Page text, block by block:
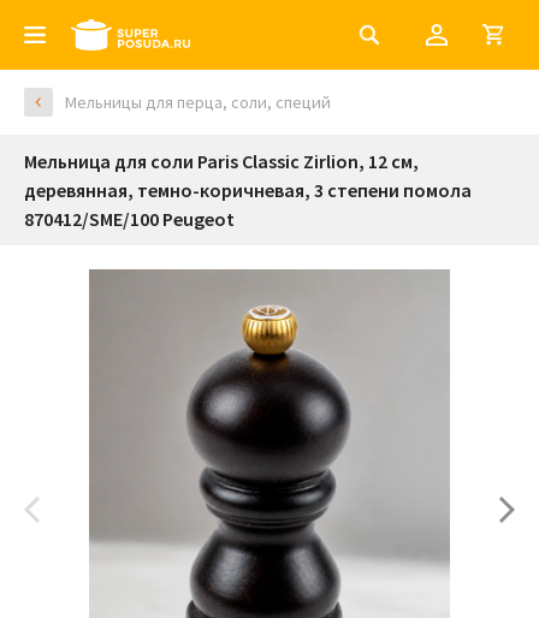
Мельницы для перца, соли, специй
Мельница для соли Paris Classic Zirlion, 12 см,
деревянная, темно-коричневая, 3 степени помола
870412/SME/100 Peugeot